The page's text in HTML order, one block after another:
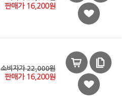
판매가 16,200원
소비자가 22,000원
판매가 16,200원